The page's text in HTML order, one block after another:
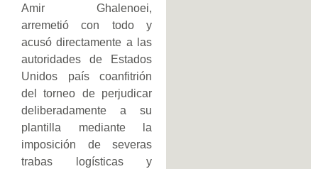
Amir Ghalenoei,
arremetió con todo y
acusó directamente a las
autoridades de Estados
Unidos país coanfitrión
del torneo de perjudicar
deliberadamente a su
plantilla mediante la
imposición de severas
trabas logísticas y